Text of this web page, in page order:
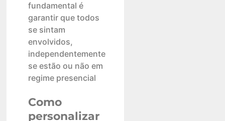
fundamental é
garantir que todos
se sintam
envolvidos,
independentemente
se estão ou não em
regime presencial
Como
personalizar